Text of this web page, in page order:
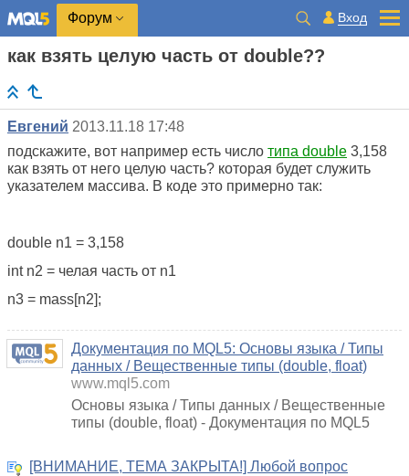
Форум Вход
как взять целую часть от double??
Евгений 2013.11.18 17:48
подскажите, вот например есть число типа double 3,158
как взять от него целую часть? которая будет служить
указателем массива. В коде это примерно так:
double n1 = 3,158
int n2 = челая часть от n1
n3 = mass[n2];
Документация по MQL5: Основы языка / Типы
данных / Вещественные типы (double, float)
www.mql5.com
Основы языка / Типы данных / Вещественные
типы (double, float) - Документация по MQL5
[ВНИМАНИЕ, ТЕМА ЗАКРЫТА!] Любой вопрос